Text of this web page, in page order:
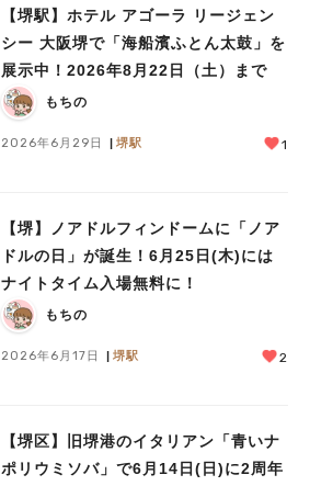
【堺駅】ホテル アゴーラ リージェン
シー 大阪堺で「海船濱ふとん太鼓」を
展示中！2026年8月22日（土）まで
もちの
2026年6月29日 堺駅 1
【堺】ノアドルフィンドームに「ノア
ドルの日」が誕生！6月25日(木)には
ナイトタイム入場無料に！
もちの
2026年6月17日 堺駅 2
【堺区】旧堺港のイタリアン「青いナ
ポリウミソバ」で6月14日(日)に2周年